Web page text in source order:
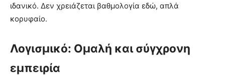
ιδανικό. Δεν χρειάζεται βαθμολογία εδώ, απλά
κορυφαίο.
Λογισμικό: Ομαλή και σύγχρονη
εμπειρία